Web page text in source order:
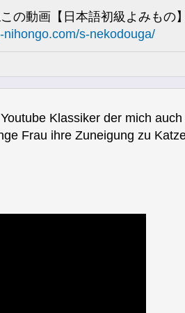
の動画【日本語初級よみもの】
nihongo.com/s-nekodouga/
Klassiker der mich
Frau ihre Zuneigung zu